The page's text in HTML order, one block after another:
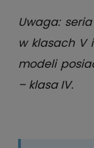
Uwaga:
w klasach V
modeli
– klasa IV.